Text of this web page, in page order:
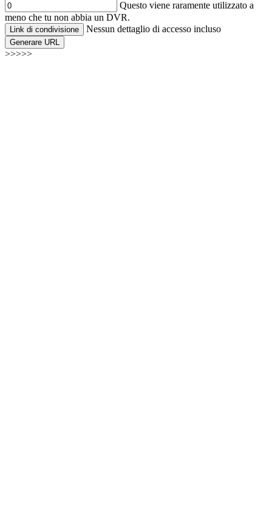
Questo viene raramente utilizzato a
meno che tu non abbia un DVR.
Link di condivisione Nessun dettaglio di accesso incluso
Generare URL
>>>>>